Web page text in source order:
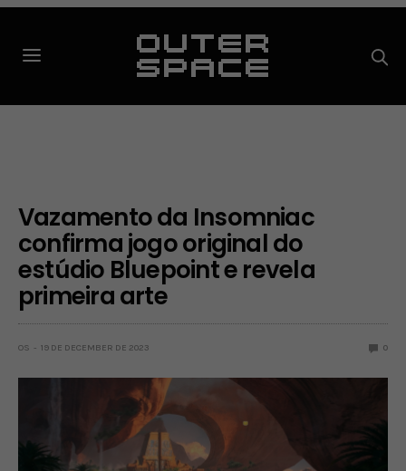
Vazamento da Insomniac
confirma jogo original do
estúdio Bluepoint e revela
primeira arte
OS 19 DE DECEMBER DE 2023 0